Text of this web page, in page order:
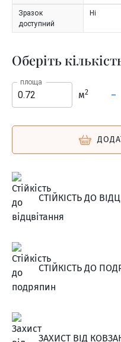
Зразок
доступний
Ні
Оберіть
площа
м2 –
СТІЙКІСТЬ ДО
СТІЙКІСТЬ ДО
ЗАХИСТ ВІД